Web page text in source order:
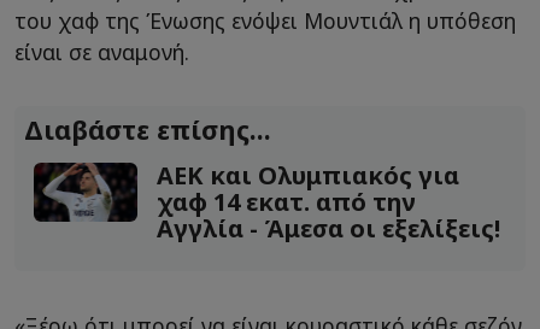
του χαφ της Ένωσης ενόψει Μουντιάλ η υπόθεση
είναι σε αναμονή.
Διαβάστε επίσης...
ΑΕΚ και Ολυμπιακός για
χαφ 14 εκατ. από την
Αγγλία - Άμεσα οι εξελίξεις!